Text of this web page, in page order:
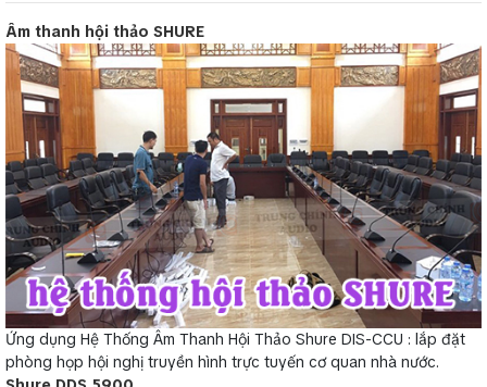
Âm thanh hội thảo SHURE
Ứng dụng Hệ Thống Âm Thanh Hội Thảo Shure DIS-CCU : lắp đặt
phòng họp hội nghị truyền hình trực tuyến cơ quan nhà nước.